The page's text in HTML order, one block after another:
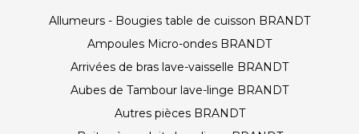
Allumeurs - Bougies table de cuisson BRANDT
Ampoules Micro-ondes BRANDT
Arrivées de bras lave-vaisselle BRANDT
Aubes de Tambour lave-linge BRANDT
Autres pièces BRANDT